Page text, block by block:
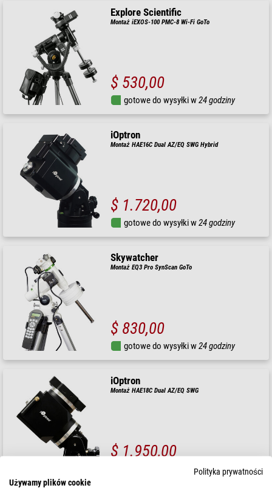
Explore Scientific
Montaż iEXOS-100 PMC-8 Wi-Fi GoTo
$ 530,00
gotowe do wysyłki w24 godziny
iOptron
Montaż HAE16C Dual AZ/EQ SWG Hybrid
$ 1.720,00
gotowe do wysyłki w24 godziny
Skywatcher
Montaż EQ3 Pro SynScan GoTo
$ 830,00
gotowe do wysyłki w24 godziny
iOptron
Montaż HAE18C Dual AZ/EQ SWG
$ 1.950,00
gotowe do wysyłki w6-10 tygodni
Polityka prywatności
Używamy plików cookie